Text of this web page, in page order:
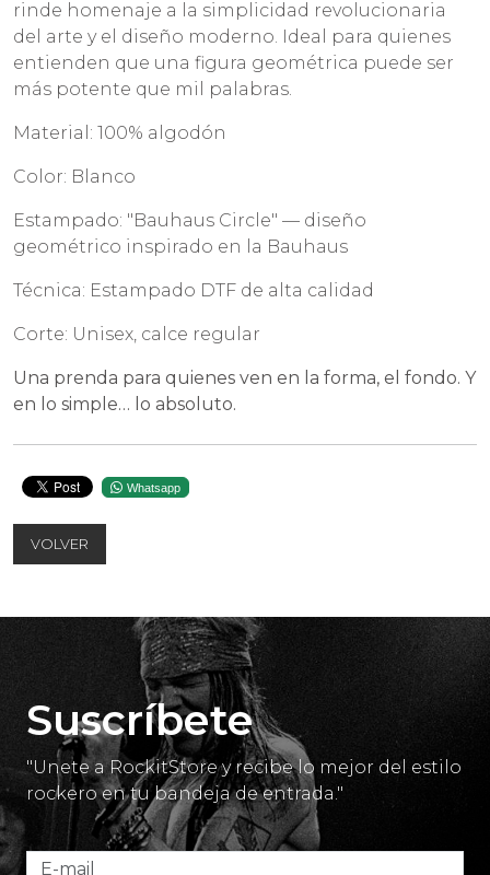
rinde homenaje a la simplicidad revolucionaria
del arte y el diseño moderno. Ideal para quienes
entienden que una figura geométrica puede ser
más potente que mil palabras.
Material: 100% algodón
Color: Blanco
Estampado: "Bauhaus Circle" — diseño
geométrico inspirado en la Bauhaus
Técnica: Estampado DTF de alta calidad
Corte: Unisex, calce regular
Una prenda para quienes ven en la forma, el fondo. Y
en lo simple… lo absoluto.
Whatsapp
VOLVER
Suscríbete
"Unete a RockitStore y recibe lo mejor del estilo
rockero en tu bandeja de entrada."